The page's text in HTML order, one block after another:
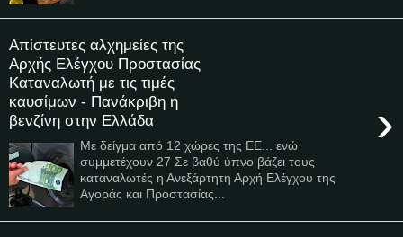
Απίστευτες αλχημείες της
Αρχής Ελέγχου Προστασίας
Καταναλωτή με τις τιμές
καυσίμων - Πανάκριβη η
βενζίνη στην Ελλάδα
›
Με δείγμα από 12 χώρες της ΕΕ... ενώ
συμμετέχουν 27 Σε βαθύ ύπνο βάζει τους
καταναλωτές η Ανεξάρτητη Αρχή Ελέγχου της
Αγοράς και Προστασίας...